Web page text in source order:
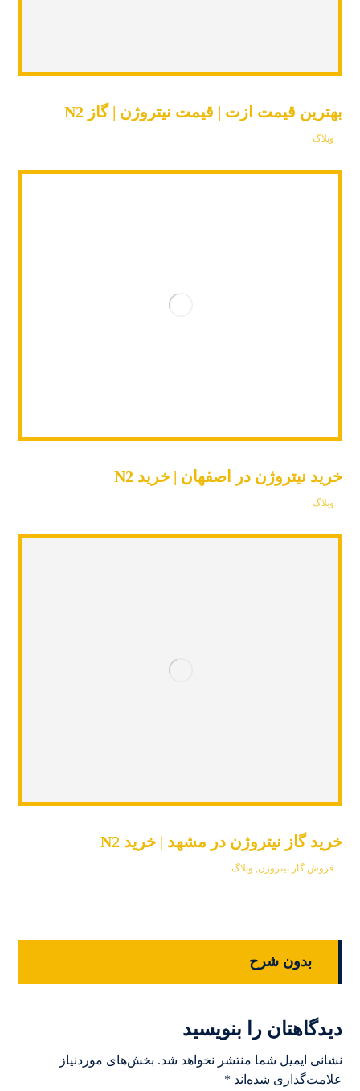
بهترین قیمت ازت | قیمت نیتروژن | گاز N2
وبلاگ
خرید نیتروژن در اصفهان | خرید N2
وبلاگ
خرید گاز نیتروژن در مشهد | خرید N2
فروش گاز نیتروژن, وبلاگ
بدون شرح
دیدگاهتان را بنویسید
نشانی ایمیل شما منتشر نخواهد شد. بخش‌های موردنیاز
علامت‌گذاری شده‌اند *